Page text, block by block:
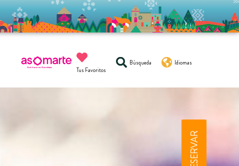
Tus Favoritos
Búsqueda Idiomas
RESERVAR